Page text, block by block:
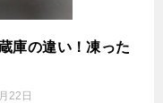
庫の違い！凍った
22日